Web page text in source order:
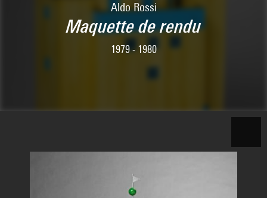
Aldo Rossi
Maquette de rendu
1979 - 1980